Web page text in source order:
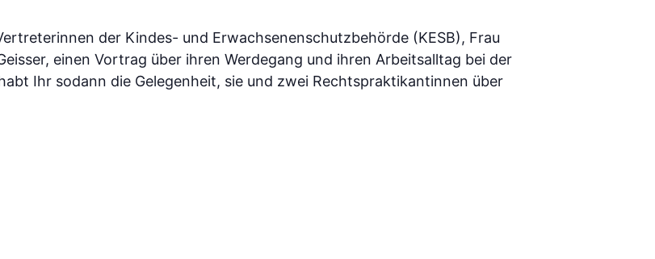
der Kindes- und Erwachsenenschutzbehörde (KESB), Frau
einen Vortrag über ihren Werdegang und ihren Arbeitsalltag bei der
Ihr sodann die Gelegenheit, sie und zwei Rechtspraktikantinnen über